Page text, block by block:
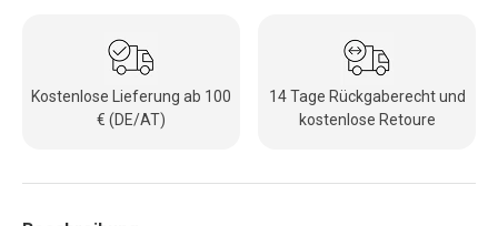
Kostenlose Lieferung ab 100
€ (DE/AT)
14 Tage Rückgaberecht und
kostenlose Retoure